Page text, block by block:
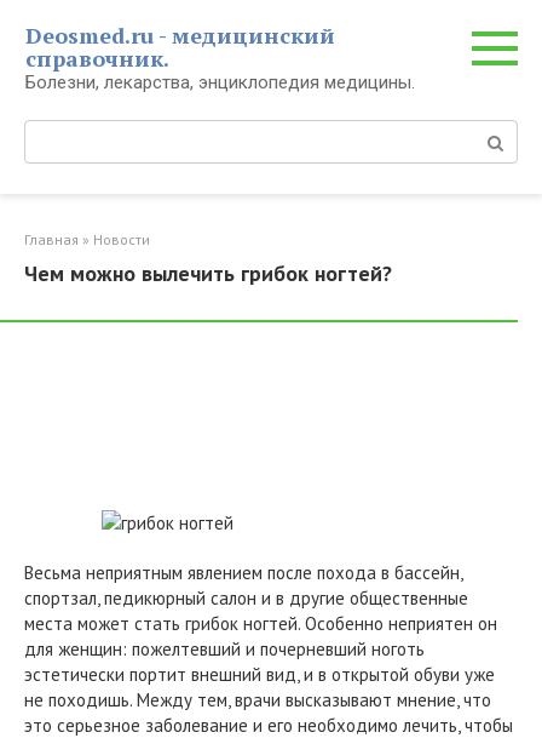
контенту
Deosmed.ru - медицинский
справочник.
Болезни, лекарства, энциклопедия медицины.
Главная » Новости
Чем можно вылечить грибок ногтей?
Весьма неприятным явлением после похода в бассейн,
спортзал, педикюрный салон и в другие общественные
места может стать грибок ногтей. Особенно неприятен он
для женщин: пожелтевший и почерневший ноготь
эстетически портит внешний вид, и в открытой обуви уже
не походишь. Между тем, врачи высказывают мнение, что
это серьезное заболевание и его необходимо лечить, чтобы